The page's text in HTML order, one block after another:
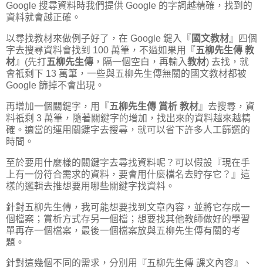
Google 搜尋資料時我們提供 Google 的字詞越精確，找到的
資料就會越正確。
以尋找教材來做例子好了，在 Google 鍵入『 國文教材』四個
字去搜尋資料會找到 100 萬筆，不過如果用『五柳先生傳 教
材』(先打五柳先生傳 ，隔一個空白，再輸入教材) 去找，就
會祇剩下 13 萬筆，一些與五柳先生傳無關的國文教材都被
Google 篩掉不會出現。
再增加一個關鍵字，用『五柳先生傳 賞析 教材』去搜尋，資
料祇剩 3 萬筆，隨著關鍵字的增加，找出來的資料越來越精
確。適當的運用關鍵字去搜尋，就可以省下許多人工篩選的
時間。
至於要用什麼樣的關鍵字去尋找資料呢？可以假設『現在手
上有一份符合需求的資料，要會用什麼檔名去貯存它？』這
樣的邏輯去推想要用哪些關鍵字找資料。
針對五柳先生傳，我可能想要找到文章內容，並將它存成一
個檔案；賞析方式存另一個檔；想要找其他教師做好的學習
單再存一個檔案，最後一個檔案放與五柳先生傳有關的考
題。
針對這幾個不同的需求，分別用『五柳先生傳 課文內容』、